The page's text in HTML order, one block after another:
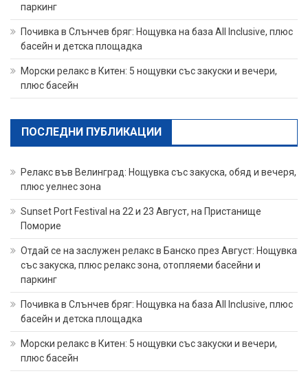
паркинг
Почивка в Слънчев бряг: Нощувка на база All Inclusive, плюс
басейн и детска площадка
Морски релакс в Китен: 5 нощувки със закуски и вечери,
плюс басейн
ПОСЛЕДНИ ПУБЛИКАЦИИ
Релакс във Велинград: Нощувка със закуска, обяд и вечеря,
плюс уелнес зона
Sunset Port Festival на 22 и 23 Август, на Пристанище
Поморие
Отдай се на заслужен релакс в Банско през Август: Нощувка
със закуска, плюс релакс зона, отопляеми басейни и
паркинг
Почивка в Слънчев бряг: Нощувка на база All Inclusive, плюс
басейн и детска площадка
Морски релакс в Китен: 5 нощувки със закуски и вечери,
плюс басейн